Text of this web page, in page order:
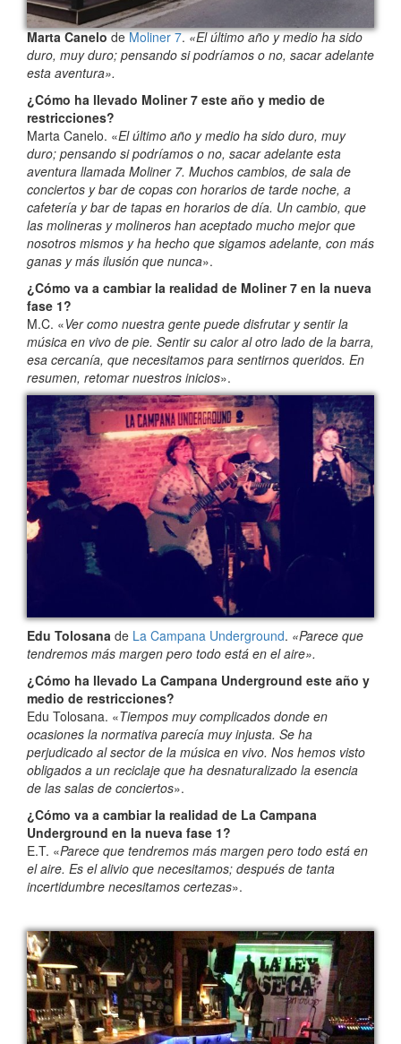
Marta CanelodeMoliner 7.«El último año y medio ha sido
duro, muy duro; pensando si podríamos o no, sacar adelante
esta aventura».
¿Cómo ha llevado Moliner 7 este año y medio de
restricciones?
Marta Canelo. «El último año y medio ha sido duro, muy
duro; pensando si podríamos o no, sacar adelante esta
aventura llamada Moliner 7. Muchos cambios, de sala de
conciertos y bar de copas con horarios de tarde noche, a
cafetería y bar de tapas en horarios de día. Un cambio, que
las molineras y molineros han aceptado mucho mejor que
nosotros mismos y ha hecho que sigamos adelante, con más
ganas y más ilusión que nunca».
¿Cómo va a cambiar la realidad de Moliner 7 en la nueva
fase 1?
M.C. «Ver como nuestra gente puede disfrutar y sentir la
música en vivo de pie. Sentir su calor al otro lado de la barra,
esa cercanía, que necesitamos para sentirnos queridos. En
resumen, retomar nuestros inicios».
Edu Tolosana de La Campana Underground. «Parece que
tendremos más margen pero todo está en el aire».
¿Cómo ha llevado La Campana Underground este año y
medio de restricciones?
Edu Tolosana. «Tiempos muy complicados donde en
ocasiones la normativa parecía muy injusta. Se ha
perjudicado al sector de la música en vivo. Nos hemos visto
obligados a un reciclaje que ha desnaturalizado la esencia
de las salas de conciertos».
¿Cómo va a cambiar la realidad de La Campana
Underground en la nueva fase 1?
E.T. «Parece que tendremos más margen pero todo está en
el aire. Es el alivio que necesitamos; después de tanta
incertidumbre necesitamos certezas».